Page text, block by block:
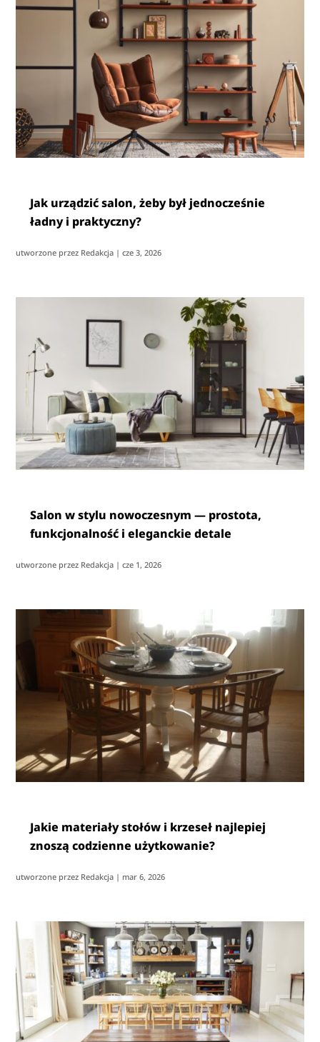
Jak urządzić salon, żeby był jednocześnie
ładny i praktyczny?
utworzone przez Redakcja |cze 3, 2026
Salon w stylu nowoczesnym — prostota,
funkcjonalność i eleganckie detale
utworzone przez Redakcja |cze 1, 2026
Jakie materiały stołów i krzeseł najlepiej
znoszą codzienne użytkowanie?
utworzone przez Redakcja | mar 6, 2026